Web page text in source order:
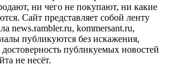
ни чего не покупают, ни какие
Сайт представляет собой ленту
news.rambler.ru, kommersant.ru,
публикуются без искажения,
достоверность публикуемых новостей
не несёт.